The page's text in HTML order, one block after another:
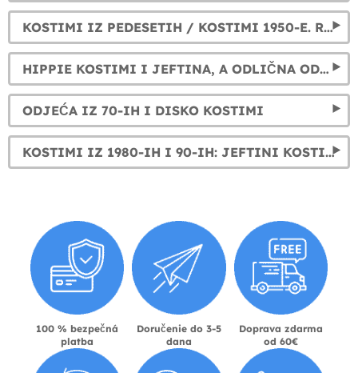
KOSTIMI IZ PEDESETIH / KOSTIMI 1950-E. ROCK AND ROLL I PIN UP ELEGANTNA ODJEĆA
HIPPIE KOSTIMI I JEFTINA, A ODLIČNA ODJEĆA IZ 1960-IH ZA MUŠKARCE, ŽENE I DJECU
ODJEĆA IZ 70-IH I DISKO KOSTIMI
KOSTIMI IZ 1980-IH I 90-IH: JEFTINI KOSTIMI POP ZVIJEZDA IZ OSAMDESETIH I DEVEDESETIH
100 % bezpečná
platba
Doručenie do 3-5
dana
Doprava zdarma
od 60€